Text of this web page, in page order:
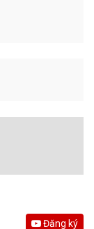
Đăng ký